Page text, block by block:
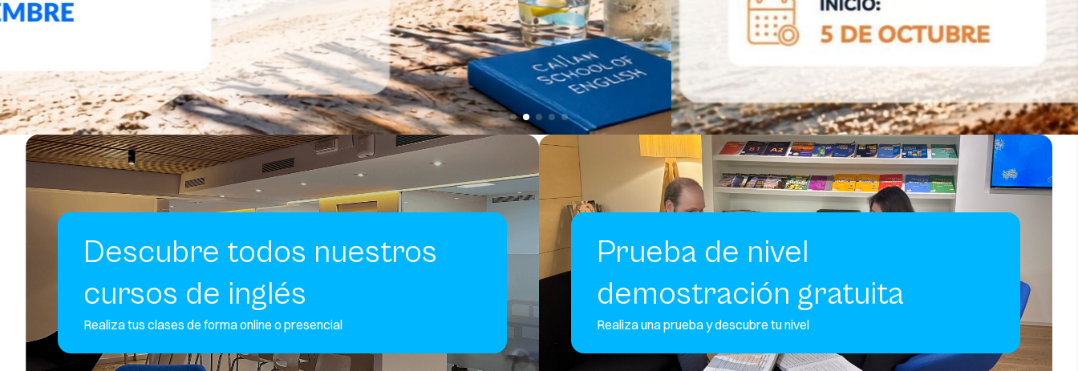
Descubre todos nuestros
cursos de inglés
Realiza tus clases de forma online o presencial
Prueba de nivel
demostración gratuita
Realiza una prueba y descubre tu nivel